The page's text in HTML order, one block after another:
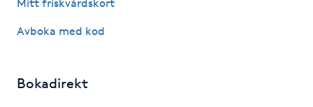
Gruppträning
H
Mitt friskvårdskort
Avboka med kod
Bokadirekt